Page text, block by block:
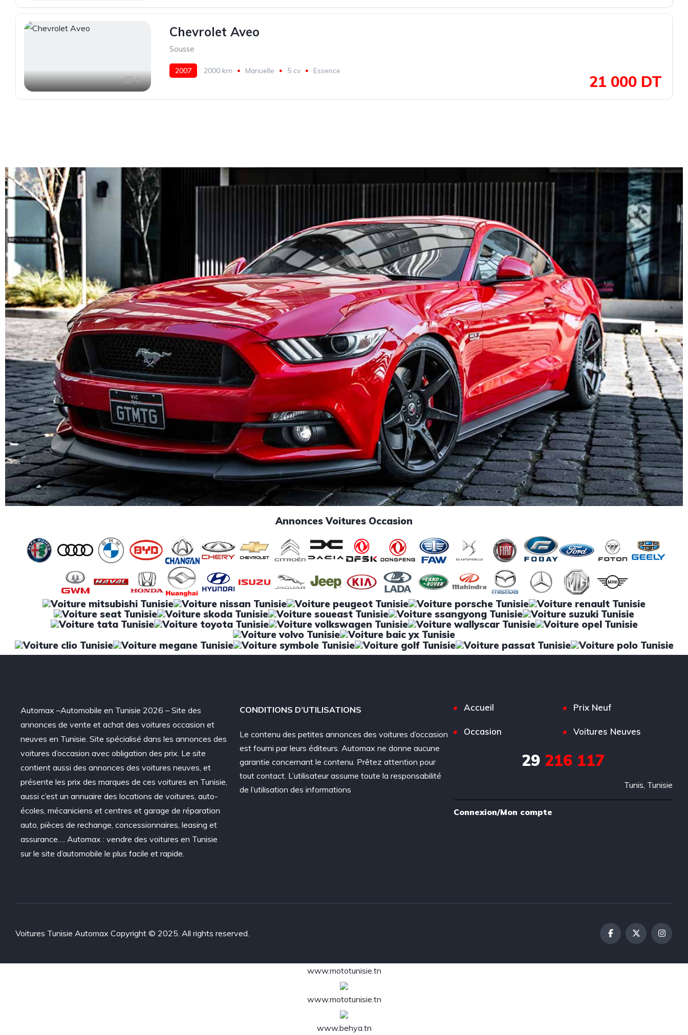
4
Chevrolet Aveo
Sousse
2007 2000 km Manuelle 5 cv Essence
21 000 DT
Annonces Voitures Occasion
Automax –Automobile en Tunisie 2026 – Site des
annonces de vente et achat des voitures occasion et
neuves en Tunisie. Site spécialisé dans les annonces des
voitures d’occasion avec obligation des prix. Le site
contient aussi des annonces des voitures neuves, et
présente les prix des marques de ces voitures en Tunisie,
aussi c’est un annuaire des locations de voitures, auto-
écoles, mécaniciens et centres et garage de réparation
auto, pièces de rechange, concessionnaires, leasing et
assurance…. Automax : vendre des voitures en Tunisie
sur le site d’automobile le plus facile et rapide.
CONDITIONS D’UTILISATIONS
Le contenu des petites annonces des voitures d’occasion
est fourni par leurs éditeurs. Automax ne donne aucune
garantie concernant le contenu. Prêtez attention pour
tout contact. L’utilisateur assume toute la responsabilité
de l’utilisation des informations
Accueil Prix Neuf
Occasion Voitures Neuves
29216 117
Tunis, Tunisie
Connexion/Mon compte
Voitures Tunisie Automax Copyright © 2025. All rights reserved.
www.mototunisie.tn
www.mototunisie.tn
www.behya.tn